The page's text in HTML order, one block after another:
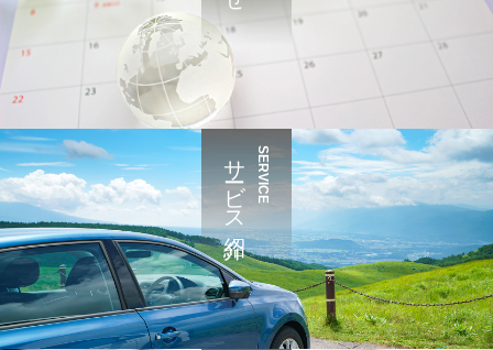
SERVICE
サービス紹介